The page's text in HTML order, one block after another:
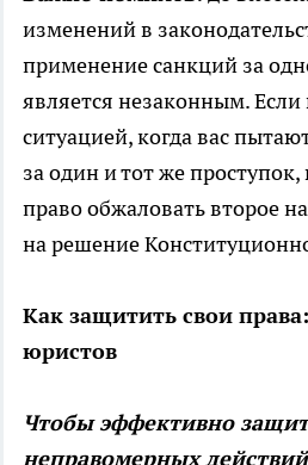
изменений в
применение санкций за
является незаконным. Если
ситуацией, когда вас
за один и тот же
право обжаловать второе
на решение
Как защитить свои
юристов
Чтобы эффективно
неправомерных